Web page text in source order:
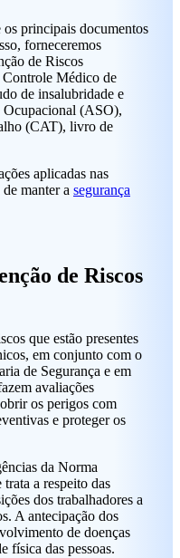
principais documentos
forneceremos
de Riscos
Médico de
de insalubridade e
Ocupacional (ASO),
(CAT), livro de
aplicadas nas
manter a segurança
de Riscos
que estão presentes
em conjunto com o
de Segurança e em
avaliações
os perigos com
e proteger os
da Norma
trata a respeito das
dos trabalhadores a
A antecipação dos
de doenças
física das pessoas.